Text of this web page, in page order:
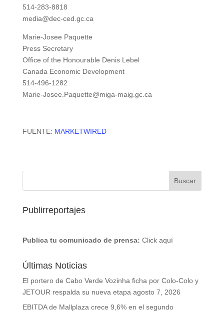
514-283-8818
media@dec-ced.gc.ca
Marie-Josee Paquette
Press Secretary
Office of the Honourable Denis Lebel
Canada Economic Development
514-496-1282
Marie-Josee.Paquette@miga-maig.gc.ca
FUENTE: MARKETWIRED
Publirreportajes
Publica tu comunicado de prensa: Click aquí
Últimas Noticias
El portero de Cabo Verde Vozinha ficha por Colo-Colo y
JETOUR respalda su nueva etapa agosto 7, 2026
EBITDA de Mallplaza crece 9,6% en el segundo